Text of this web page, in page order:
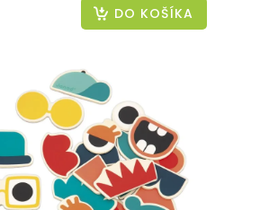
DO KOŠÍKA